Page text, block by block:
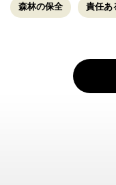
森林の保全 責任あ